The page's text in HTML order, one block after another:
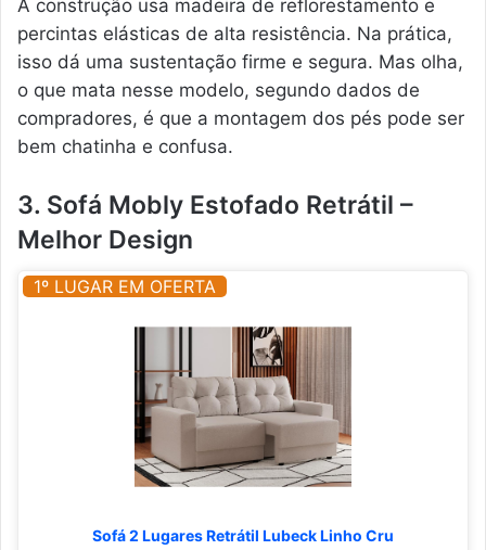
A construção usa madeira de reflorestamento e
percintas elásticas de alta resistência. Na prática,
isso dá uma sustentação firme e segura. Mas olha,
o que mata nesse modelo, segundo dados de
compradores, é que a montagem dos pés pode ser
bem chatinha e confusa.
3. Sofá Mobly Estofado Retrátil –
Melhor Design
1º LUGAR EM OFERTA
Sofá 2 Lugares Retrátil Lubeck Linho Cru